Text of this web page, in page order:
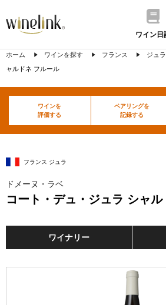
ワイン日
ホーム ワインを探す フランス ジュラ
ャルドネ フルール
ワインを
評価する
ペアリングを
記録する
フランス ジュラ
ドメーヌ・ラベ
コート・デュ・ジュラ シャ
ワイナリー